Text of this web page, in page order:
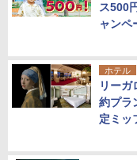
ス500
ャンペ
ホテル
リーガ
約プラ
定ミッ